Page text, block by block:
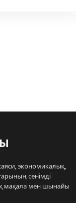
саяси, экономикалық,
сенімді
мақала мен шынайы